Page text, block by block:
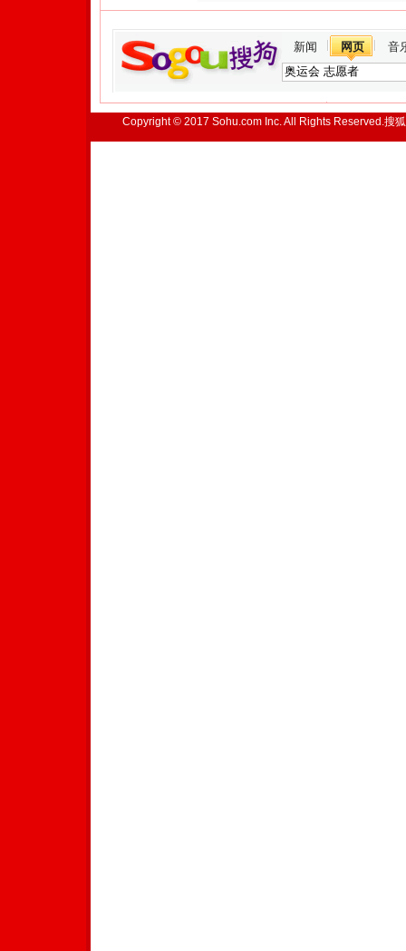
新闻 网页 音
Copyright © 2017 Sohu.com Inc. All Rights Reserved.搜